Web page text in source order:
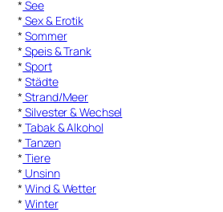
* See
* Sex & Erotik
*Sommer
* Speis & Trank
* Sport
*Städte
* Strand/Meer
* Silvester & Wechsel
* Tabak & Alkohol
* Tanzen
* Tiere
* Unsinn
*Wind & Wetter
*Winter